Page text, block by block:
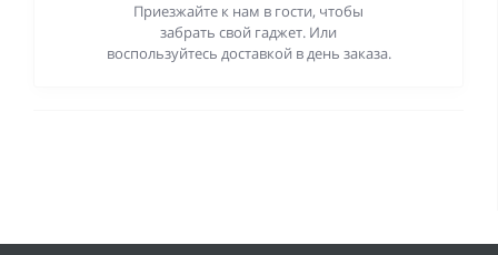
Приезжайте к нам в гости, чтобы
забрать свой гаджет. Или
воспользуйтесь доставкой в день заказа.